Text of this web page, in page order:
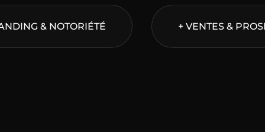
& NOTORIÉTÉ + VENTES &